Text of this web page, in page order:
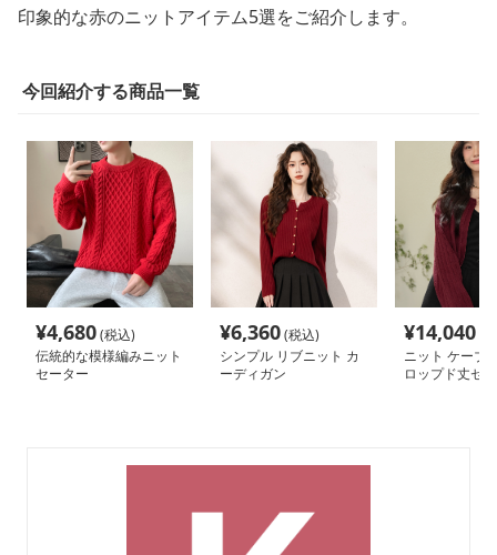
印象的な赤のニットアイテム5選をご紹介します。
今回紹介する商品一覧
¥4,680(税込)
伝統的な模様編みニット
セーター
¥6,360(税込)
シンプル リブニット カ
ーディガン
¥14,040
ニット ケーブ
ロップド丈セ